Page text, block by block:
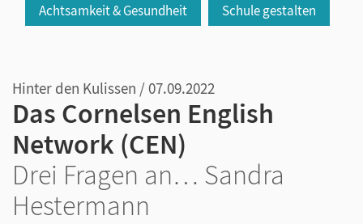
Achtsamkeit & Gesundheit Schule gestalten
Hinter den Kulissen / 07.09.2022
Das Cornelsen English
Network (CEN)
Drei Fragen an… Sandra
Hestermann